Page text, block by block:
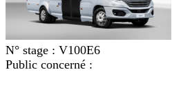
N° stage : V100E6
Public concerné :